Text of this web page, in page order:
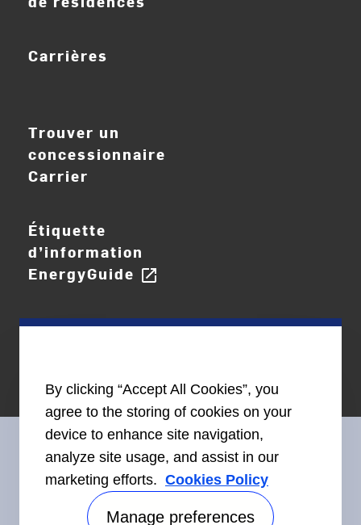
Carrières
Trouver un
concessionnaire
Carrier
Étiquette
d’information
EnergyGuide open_in_new
Restez en contact avec nous
By clicking “Accept All Cookies”, you
agree to the storing of cookies on your
device to enhance site navigation,
analyze site usage, and assist in our
marketing efforts. Cookies Policy
Manage preferences